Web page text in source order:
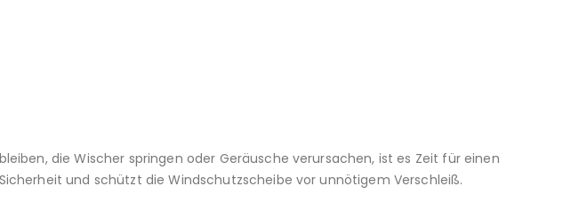
die Wischer springen oder Geräusche verursachen, ist es Zeit für einen
und schützt die Windschutzscheibe vor unnötigem Verschleiß.